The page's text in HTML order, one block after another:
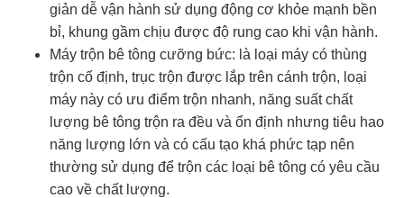
giản dễ vận hành sử dụng động cơ khỏe mạnh bền
bỉ, khung gầm chịu được độ rung cao khi vận hành.
Máy trộn bê tông cưỡng bức: là loại máy có thùng
trộn cố định, trục trộn được lắp trên cánh trộn, loại
máy này có ưu điểm trộn nhanh, năng suất chất
lượng bê tông trộn ra đều và ổn định nhưng tiêu hao
năng lượng lớn và có cấu tạo khá phức tạp nên
thường sử dụng để trộn các loại bê tông có yêu cầu
cao về chất lượng.